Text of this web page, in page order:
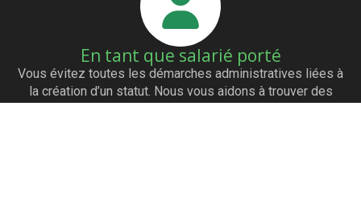
En tant que salarié porté
Vous évitez toutes les démarches administratives liées à
la création d’un statut. Nous vous aidons à trouver des